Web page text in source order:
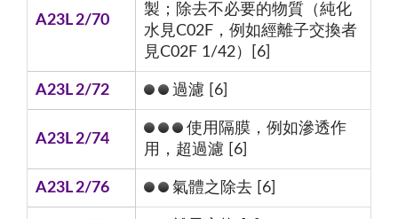
A23L 2/70
製；除去不必要的物質（純化
水見C02F，例如經離子交換者
見C02F 1/42）[6]
A23L 2/72 過濾 [6]
A23L 2/74
使用隔膜，例如滲透作
用，超過濾 [6]
A23L 2/76 氣體之除去 [6]